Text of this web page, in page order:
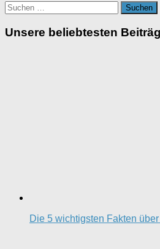
Suchen
nach:
Unsere beliebtesten
Die 5 wichtigsten Fakten